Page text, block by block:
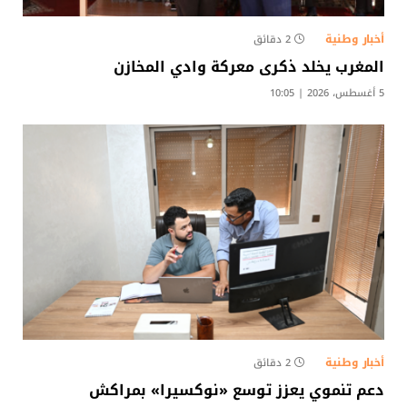
أخبار وطنية 2 دقائق
المغرب يخلد ذكرى معركة وادي المخازن
5 أغسطس، 2026 | 10:05
أخبار وطنية 2 دقائق
دعم تنموي يعزز توسع «نوكسيرا» بمراكش